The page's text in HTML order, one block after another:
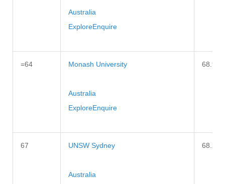
Australia
ExploreEnquire
=64 Monash University
Australia
ExploreEnquire
68.9
67 UNSW Sydney
Australia
68.2